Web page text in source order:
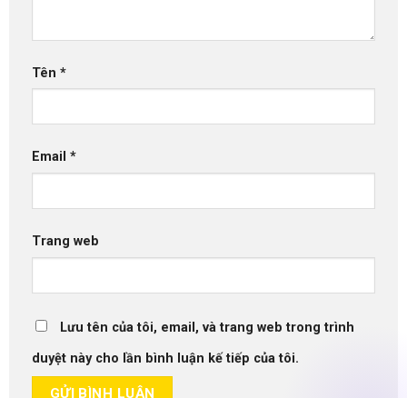
Tên *
Email *
Trang web
Lưu tên của tôi, email, và trang web trong trình
duyệt này cho lần bình luận kế tiếp của tôi.